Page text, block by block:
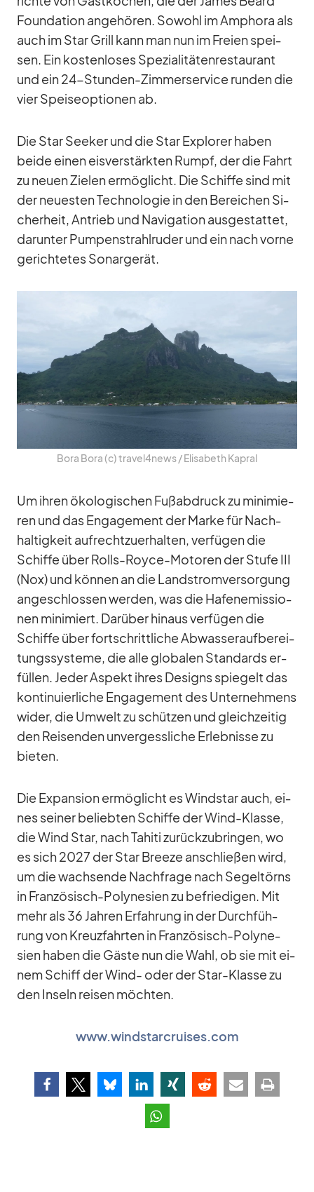
Foun­da­tion an­ge­hö­ren. So­wohl im Am­phora als
auch im Star Grill kann man nun im Freien spei­
sen. Ein kos­ten­lo­ses Spe­zia­li­tä­ten­re­stau­rant
und ein 24-Stun­den-Zim­mer­ser­vice run­den die
vier Spei­se­op­tio­nen ab.
Die Star See­ker und die Star Ex­plo­rer ha­ben
beide ei­nen eis­ver­stärk­ten Rumpf, der die Fahrt
zu neuen Zie­len er­mög­licht. Die Schiffe sind mit
der neu­es­ten Tech­no­lo­gie in den Be­rei­chen Si­
cher­heit, An­trieb und Na­vi­ga­tion aus­ge­stat­tet,
dar­un­ter Pum­pen­strahl­ru­der und ein nach vorne
ge­rich­te­tes So­nar­ge­rät.
Bora Bora (c) travel4news /​ Eli­sa­beth Ka­pral
Um ih­ren öko­lo­gi­schen Fuß­ab­druck zu mi­ni­mie­
ren und das En­ga­ge­ment der Marke für Nach­
hal­tig­keit auf­recht­zu­er­hal­ten, ver­fü­gen die
Schiffe über Rolls-Royce-Mo­to­ren der Stufe III
(Nox) und kön­nen an die Land­strom­ver­sor­gung
an­ge­schlos­sen wer­den, was die Ha­fen­emis­sio­
nen mi­ni­miert. Dar­über hin­aus ver­fü­gen die
Schiffe über fort­schritt­li­che Ab­was­ser­auf­be­rei­
tungs­sys­teme, die alle glo­ba­len Stan­dards er­
fül­len. Je­der Aspekt ih­res De­signs spie­gelt das
kon­ti­nu­ier­li­che En­ga­ge­ment des Un­ter­neh­mens
wi­der, die Um­welt zu schüt­zen und gleich­zei­tig
den Rei­sen­den un­ver­gess­li­che Er­leb­nisse zu
bie­ten.
Die Ex­pan­sion er­mög­licht es Wind­star auch, ei­
nes sei­ner be­lieb­ten Schiffe der Wind-Klasse,
die Wind Star, nach Ta­hiti zu­rück­zu­brin­gen, wo
es sich 2027 der Star Breeze an­schlie­ßen wird,
um die wach­sende Nach­frage nach Se­gel­törns
in Fran­zö­sisch-Po­ly­ne­sien zu be­frie­di­gen. Mit
mehr als 36 Jah­ren Er­fah­rung in der Durch­füh­
rung von Kreuz­fahr­ten in Fran­zö­sisch-Po­ly­ne­
sien ha­ben die Gäste nun die Wahl, ob sie mit ei­
nem Schiff der Wind- oder der Star-Klasse zu
den In­seln rei­sen möch­ten.
www.windstarcruises.com